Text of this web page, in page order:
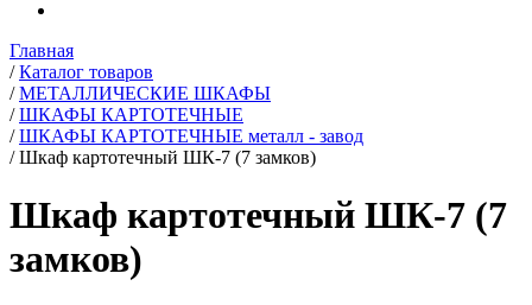
Главная
/ Каталог товаров
/ МЕТАЛЛИЧЕСКИЕ ШКАФЫ
/ ШКАФЫ КАРТОТЕЧНЫЕ
/ ШКАФЫ КАРТОТЕЧНЫЕ металл - завод
/ Шкаф картотечный ШК-7 (7 замков)
Шкаф картотечный ШК-7 (7
замков)